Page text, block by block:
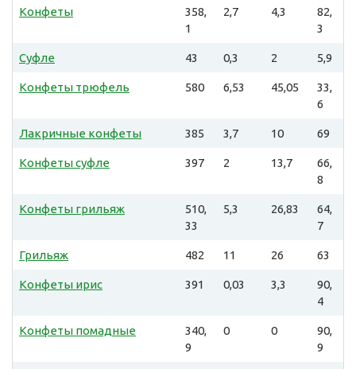
Конфеты
358,
1
2,7 4,3
82,
3
Суфле 43 0,3 2 5,9
Конфеты трюфель 580 6,53 45,05
33,
6
Лакричные конфеты 385 3,7 10 69
Конфеты суфле 397 2 13,7
66,
8
Конфеты грильяж
510,
33
5,3 26,83
64,
7
Грильяж 482 11 26 63
Конфеты ирис 391 0,03 3,3
90,
4
Конфеты помадные
340,
9
0 0
90,
9